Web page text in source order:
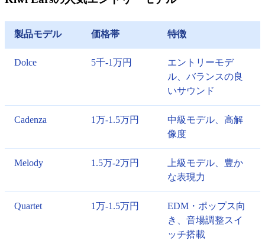
製品モデル 価格帯 特徴
Dolce 5千-1万円
エントリーモデ
ル、バランスの良
いサウンド
Cadenza 1万-1.5万円
中級モデル、高解
像度
Melody 1.5万-2万円
上級モデル、豊か
な表現力
Quartet 1万-1.5万円
EDM・ポップス向
き、音場調整スイ
ッチ搭載